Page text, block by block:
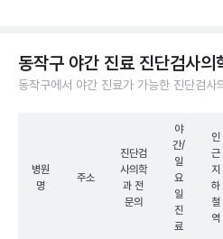
동작구 야간 진료 진단검사의
동작구에서 야간 진료가 가능한 진단검사
병원
명
주소
진단검
사의학
과 전
문의
야
간/
일
요
일
진
료
인
근
지
하
철
역